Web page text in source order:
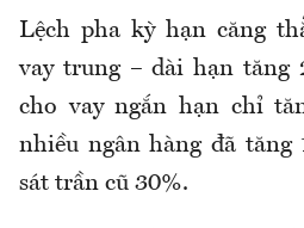
Lệch pha kỳ hạn căng
vay trung – dài hạn tăng
cho vay ngắn hạn chỉ
nhiều ngân hàng đã tăng
sát trần cũ 30%.